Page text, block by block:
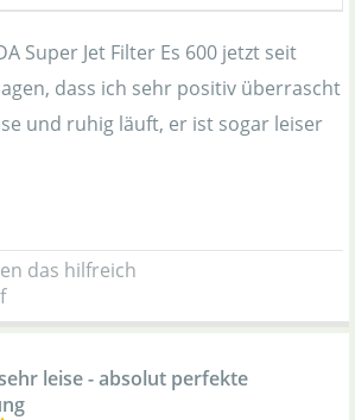
Super Jet Filter Es 600 jetzt seit
dass ich sehr positiv überrascht
und ruhig läuft, er ist sogar leiser
das hilfreich
leise - absolut perfekte